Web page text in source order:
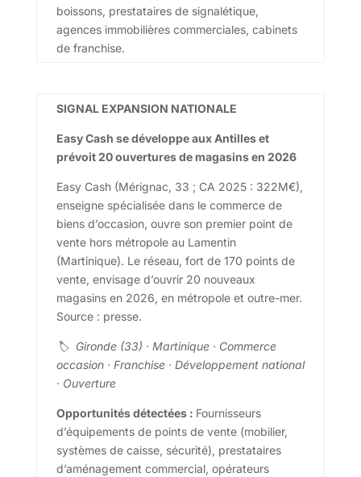
boissons, prestataires de signalétique,
agences immobilières commerciales, cabinets
de franchise.
SIGNAL EXPANSION NATIONALE
Easy Cash se développe aux Antilles et
prévoit 20 ouvertures de magasins en 2026
Easy Cash (Mérignac, 33 ; CA 2025 : 322M€),
enseigne spécialisée dans le commerce de
biens d’occasion, ouvre son premier point de
vente hors métropole au Lamentin
(Martinique). Le réseau, fort de 170 points de
vente, envisage d’ouvrir 20 nouveaux
magasins en 2026, en métropole et outre-mer.
Source : presse.
🏷 Gironde (33) · Martinique · Commerce
occasion · Franchise · Développement national
· Ouverture
Opportunités détectées : Fournisseurs
d’équipements de points de vente (mobilier,
systèmes de caisse, sécurité), prestataires
d’aménagement commercial, opérateurs